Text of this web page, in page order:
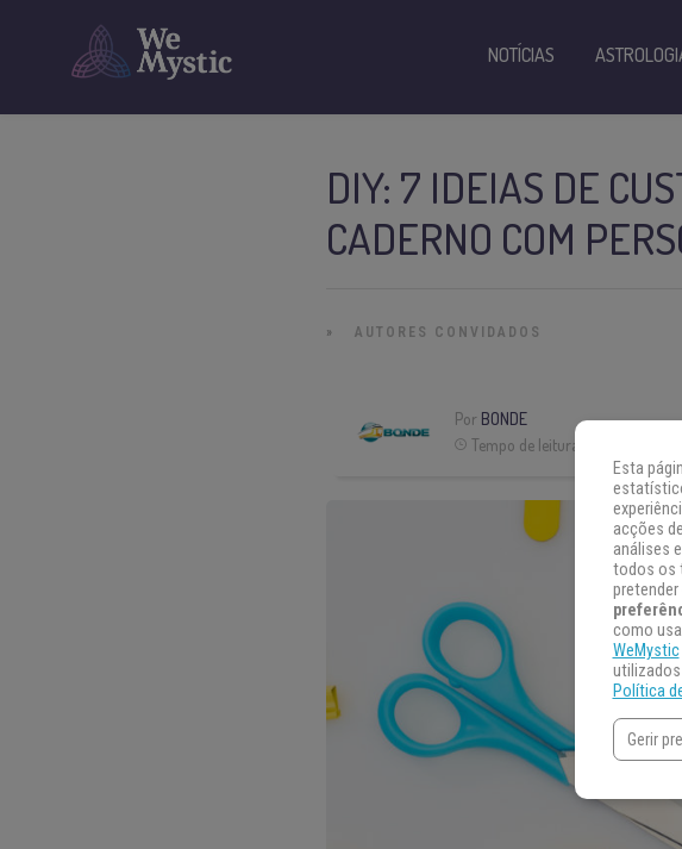
DIY: 7 IDEIAS DE
CADERNO COM
» AUTORES CONVIDADOS
Por BONDE
Tempo de leitura:
NOTÍCIAS
Esta
acções
análises
todos os
como
WeMystic
utilizados
Política
Gerir